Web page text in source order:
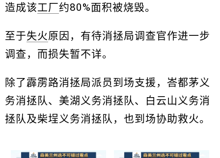
造成该工厂约80%面积被烧毁。
至于失火原因，有待消拯局调查官作进一步
调查，而损失暂不详。
除了霹雳路消拯局派员到场支援，峇都茅义
务消拯队、美湖义务消拯队、白云山义务消
拯队及柴埕义务消拯队，也到场协助救火。